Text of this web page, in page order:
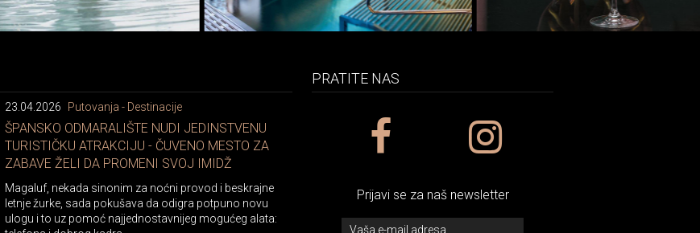
23.04.2026 Putovanja - Destinacije
ŠPANSKO ODMARALIŠTE NUDI JEDINSTVENU
TURISTIČKU ATRAKCIJU - ČUVENO MESTO ZA
ZABAVE ŽELI DA PROMENI SVOJ IMIDŽ
Magaluf, nekada sinonim za noćni provod i beskrajne
letnje žurke, sada pokušava da odigra potpuno novu
ulogu i to uz pomoć najjednostavnijeg mogućeg alata:
PRATITE NAS
Prijavi se za naš newsletter